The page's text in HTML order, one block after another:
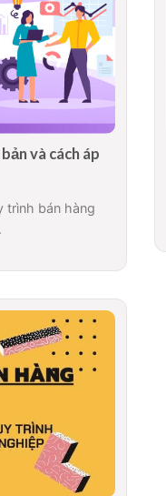
và cách áp
trình bán hàng